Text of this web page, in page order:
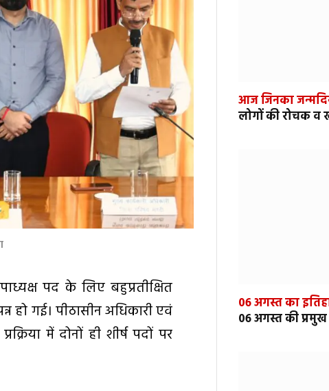
पद के लिए बहुप्रतीक्षित
हो गई। पीठासीन अधिकारी एवं
में दोनों ही शीर्ष पदों पर
आज जिनका
लोगों की रोचक व
06 अगस्त का
06 अगस्त की